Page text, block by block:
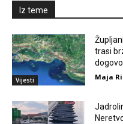
Iz teme
Vijesti
trasi
Maja